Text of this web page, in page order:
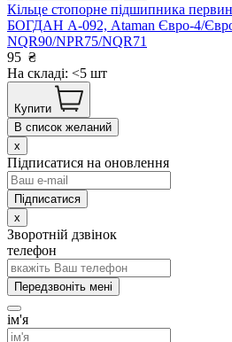
Кільце стопорне підшипника
БОГДАН А-092, Ataman Євро-4/
NQR90/NPR75/NQR71
95 ₴
На складі: <5 шт
Купити
В список желаний
x
Підписатися на оновлення
x
Зворотній дзвінок
телефон
Передзвоніть мені
ім'я